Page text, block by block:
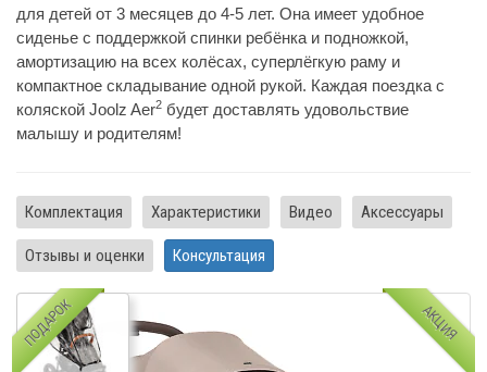
для детей от 3 месяцев до 4-5 лет. Она имеет удобное
сиденье с поддержкой спинки ребёнка и подножкой,
амортизацию на всех колёсах, суперлёгкую раму и
компактное складывание одной рукой. Каждая поездка с
коляской Joolz Aer2 будет доставлять удовольствие
малышу и родителям!
Комплектация Характеристики Видео Аксессуары
Отзывы и оценки Консультация
АКЦИЯ
ПОДАРОК